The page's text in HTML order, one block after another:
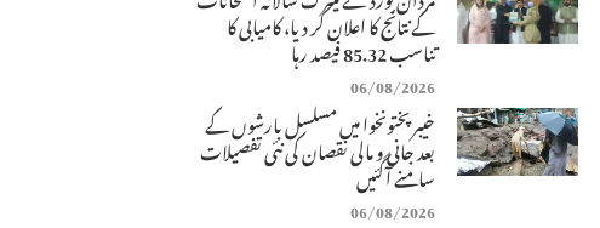
کے نتائج کا اعلان کر دیا، کامیابی کا
تناسب 85.32 فیصد رہا
06/08/2026
خیبرپختونخوا میں مسلسل بارشوں کے
بعد جانی و مالی نقصان کی نئی تفصیلات
سامنے آگئیں
06/08/2026